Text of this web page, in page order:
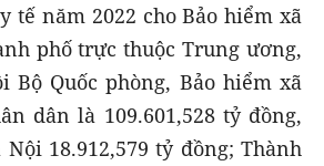
tế năm 2022 cho Bảo hiểm xã
phố trực thuộc Trung ương,
Bộ Quốc phòng, Bảo hiểm xã
dân là 109.601,528 tỷ đồng,
18.912,579 tỷ đồng; Thành